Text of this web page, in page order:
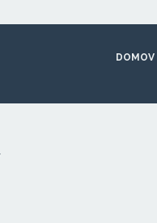
DOMOV